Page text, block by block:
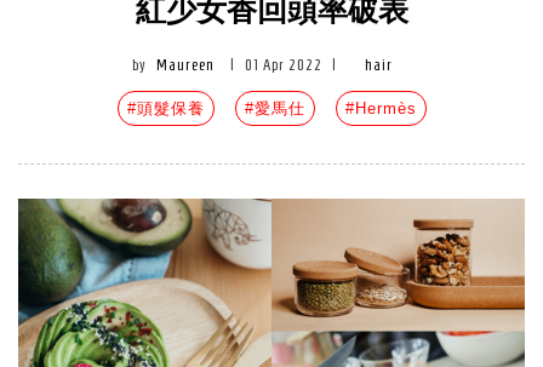
紅少女香回頭率破表
by Maureen 01 Apr 2022 hair
#頭髮保養 #愛馬仕 #Hermès